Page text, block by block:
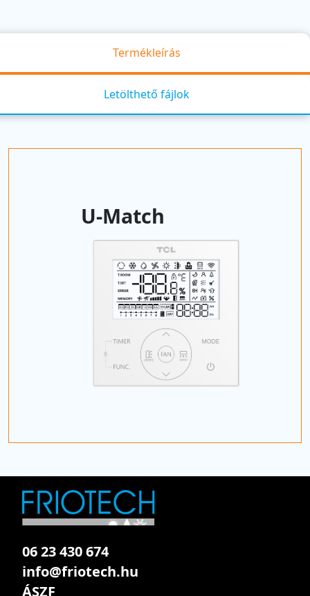
Termékleírás
Letölthető fájlok
U-Match
06 23 430 674
info@friotech.hu
ÁSZF